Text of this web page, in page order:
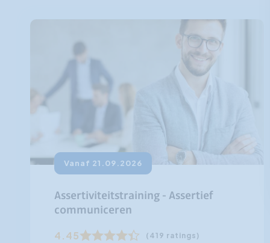
Vanaf 21.09.2026
Assertiviteitstraining - Assertief
communiceren
4.45 (419 ratings)